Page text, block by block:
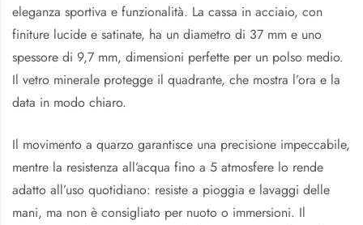
eleganza sportiva e funzionalità. La cassa in acciaio, con
finiture lucide e satinate, ha un diametro di 37 mm e uno
spessore di 9,7 mm, dimensioni perfette per un polso medio.
Il vetro minerale protegge il quadrante, che mostra l’ora e la
data in modo chiaro.
Il movimento a quarzo garantisce una precisione impeccabile,
mentre la resistenza all’acqua fino a 5 atmosfere lo rende
adatto all’uso quotidiano: resiste a pioggia e lavaggi delle
mani, ma non è consigliato per nuoto o immersioni. Il